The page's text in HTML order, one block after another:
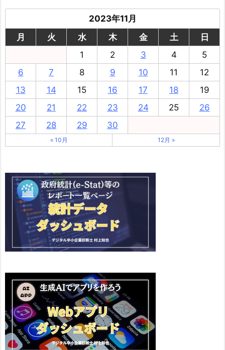
2023年11月
月
火 水 木 金 土
日
1
2 3 4
5
6
7 8 9 10 11
12
13
14 15 16 17 18
19
20
21 22 23 24 25
26
27
28 29 30
« 10月 12月 »